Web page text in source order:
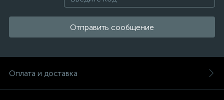
Отправить сообщение
Оплата и доставка